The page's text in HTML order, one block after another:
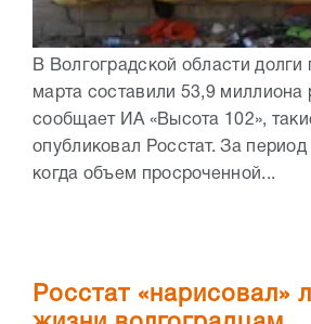
В Волгоградской области долги
марта составили 53,9 миллиона
сообщает ИА «Высота 102»,
опубликовал Росстат. За
когда объем просроченной...
Росстат «нарисовал»